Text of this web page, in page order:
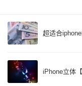
超适合
iPhone立体